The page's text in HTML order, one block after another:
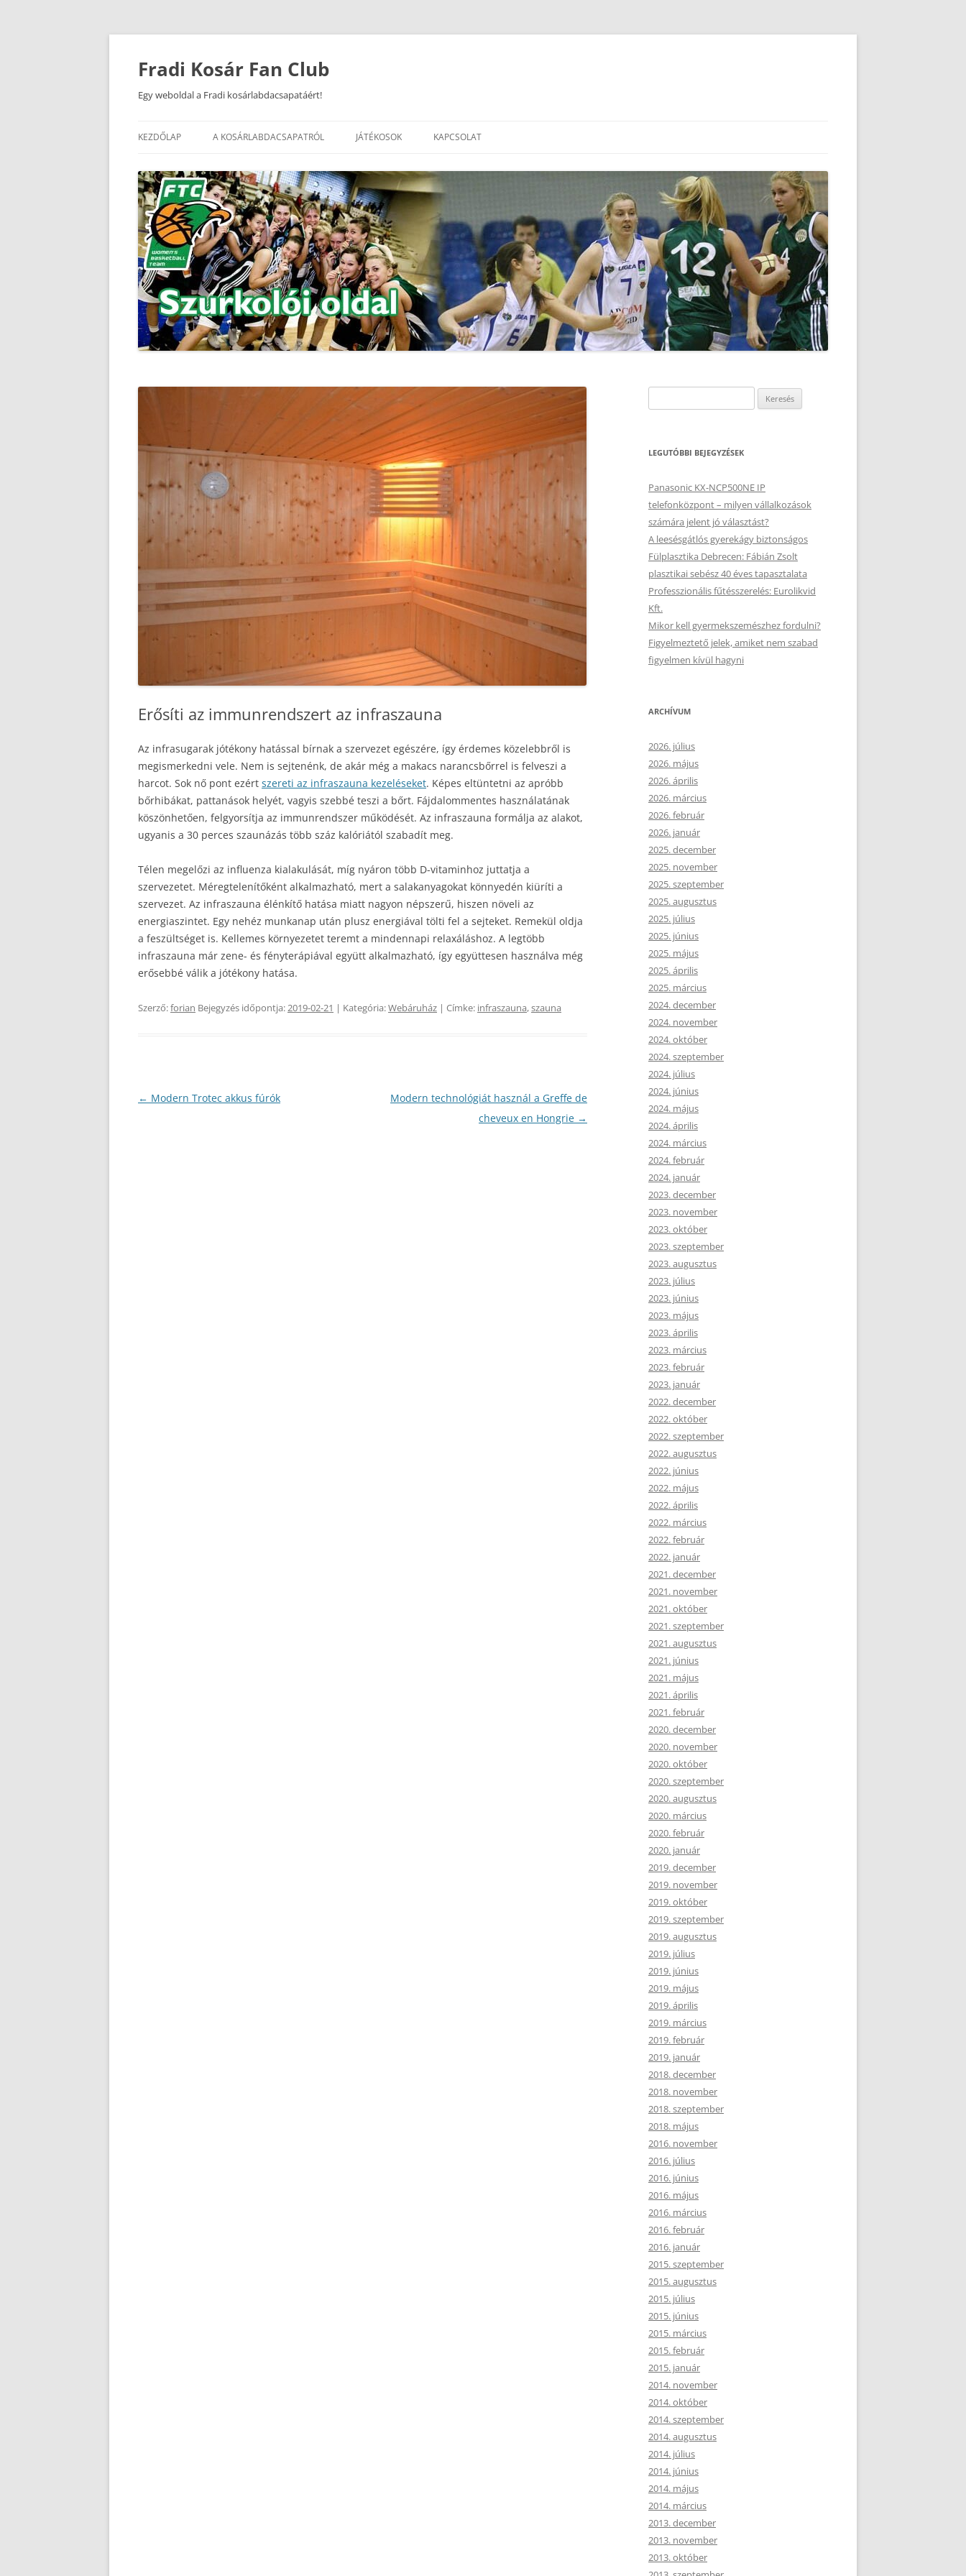
Kilépés
tartalomba
Fradi Kosár Fan Club
Egy weboldal a Fradi kosárlabdacsapatáért!
KEZDŐLAP A KOSÁRLABDACSAPATRÓL JÁTÉKOSOK KAPCSOLAT
Erősíti az immunrendszert az infraszauna
Az infrasugarak jótékony hatással bírnak a szervezet egészére, így érdemes közelebbről is
megismerkedni vele. Nem is sejtenénk, de akár még a makacs narancsbőrrel is felveszi a
harcot. Sok nő pont ezért szereti az infraszauna kezeléseket. Képes eltüntetni az apróbb
bőrhibákat, pattanások helyét, vagyis szebbé teszi a bőrt. Fájdalommentes használatának
köszönhetően, felgyorsítja az immunrendszer működését. Az infraszauna formálja az alakot,
ugyanis a 30 perces szaunázás több száz kalóriától szabadít meg.
Télen megelőzi az influenza kialakulását, míg nyáron több D-vitaminhoz juttatja a
szervezetet. Méregtelenítőként alkalmazható, mert a salakanyagokat könnyedén kiüríti a
szervezet. Az infraszauna élénkítő hatása miatt nagyon népszerű, hiszen növeli az
energiaszintet. Egy nehéz munkanap után plusz energiával tölti fel a sejteket. Remekül oldja
a feszültséget is. Kellemes környezetet teremt a mindennapi relaxáláshoz. A legtöbb
infraszauna már zene- és fényterápiával együtt alkalmazható, így együttesen használva még
erősebbé válik a jótékony hatása.
Szerző:forian Bejegyzés időpontja:2019-02-21 | Kategória:Webáruház | Címke: infraszauna,szauna
Bejegyzés
← Modern Trotec akkus fúrók
Modern technológiát használ a Greffe de
cheveux en Hongrie →
LEGUTÓBBI BEJEGYZÉSEK
Panasonic KX-NCP500NE IP
telefonközpont – milyen vállalkozások
számára jelent jó választást?
A leesésgátlós gyerekágy biztonságos
Fülplasztika Debrecen: Fábián Zsolt
plasztikai sebész 40 éves tapasztalata
Professzionális fűtésszerelés: Eurolikvid
Kft.
Mikor kell gyermekszemészhez fordulni?
Figyelmeztető jelek, amiket nem szabad
figyelmen kívül hagyni
ARCHÍVUM
2026. július
2026. május
2026. április
2026. március
2026. február
2026. január
2025. december
2025. november
2025. szeptember
2025. augusztus
2025. július
2025. június
2025. május
2025. április
2025. március
2024. december
2024. november
2024. október
2024. szeptember
2024. július
2024. június
2024. május
2024. április
2024. március
2024. február
2024. január
2023. december
2023. november
2023. október
2023. szeptember
2023. augusztus
2023. július
2023. június
2023. május
2023. április
2023. március
2023. február
2023. január
2022. december
2022. október
2022. szeptember
2022. augusztus
2022. június
2022. május
2022. április
2022. március
2022. február
2022. január
2021. december
2021. november
2021. október
2021. szeptember
2021. augusztus
2021. június
2021. május
2021. április
2021. február
2020. december
2020. november
2020. október
2020. szeptember
2020. augusztus
2020. március
2020. február
2020. január
2019. december
2019. november
2019. október
2019. szeptember
2019. augusztus
2019. július
2019. június
2019. május
2019. április
2019. március
2019. február
2019. január
2018. december
2018. november
2018. szeptember
2018. május
2016. november
2016. július
2016. június
2016. május
2016. március
2016. február
2016. január
2015. szeptember
2015. augusztus
2015. július
2015. június
2015. március
2015. február
2015. január
2014. november
2014. október
2014. szeptember
2014. augusztus
2014. július
2014. június
2014. május
2014. március
2013. december
2013. november
2013. október